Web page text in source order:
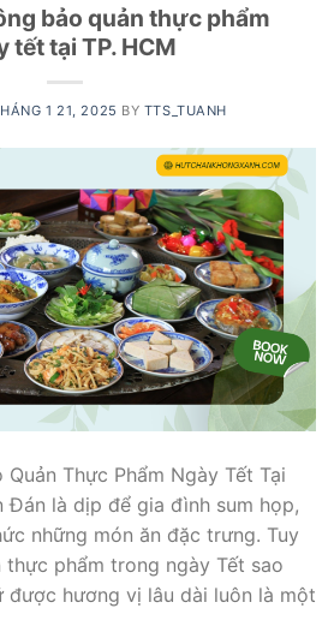
bảo quản thực phẩm
tết tại TP. HCM
1 21, 2025 BY TTS_TUANH
Quản Thực Phẩm Ngày Tết Tại
Đán là dịp để gia đình sum họp,
những món ăn đặc trưng. Tuy
thực phẩm trong ngày Tết sao
hương vị lâu dài luôn là một